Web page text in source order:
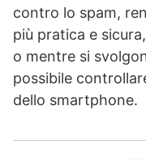
contro lo spam,
più pratica e
o mentre si
possibile
dello smartphone.